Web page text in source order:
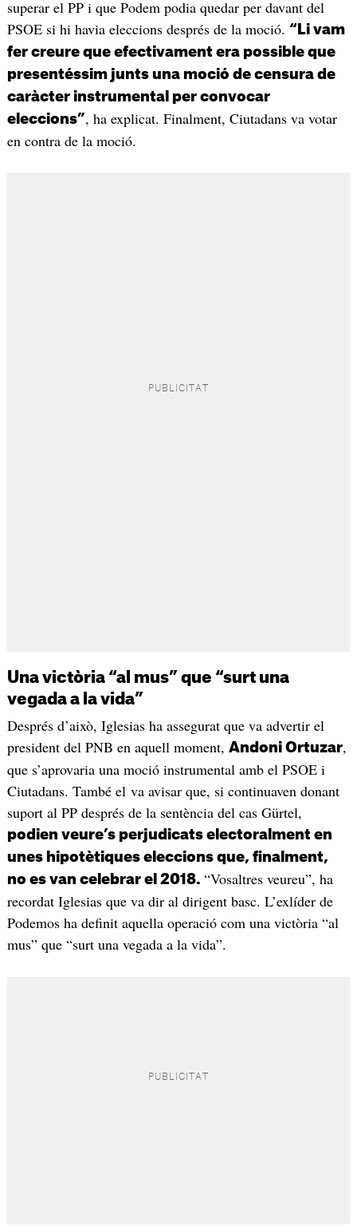
superar el PP i que Podem podia quedar per davant del
PSOE si hi havia eleccions després de la moció. “Li vam
fer creure que efectivament era possible que
presentéssim junts una moció de censura de
caràcter instrumental per convocar
eleccions”, ha explicat. Finalment, Ciutadans va votar
en contra de la moció.
Una victòria “al mus” que “surt una
vegada a la vida”
Després d’això, Iglesias ha assegurat que va advertir el
president del PNB en aquell moment, Andoni Ortuzar,
que s’aprovaria una moció instrumental amb el PSOE i
Ciutadans. També el va avisar que, si continuaven donant
suport al PP després de la sentència del cas Gürtel,
podien veure’s perjudicats electoralment en
unes hipotètiques eleccions que, finalment,
no es van celebrar el 2018. “Vosaltres veureu”, ha
recordat Iglesias que va dir al dirigent basc. L’exlíder de
Podemos ha definit aquella operació com una victòria “al
mus” que “surt una vegada a la vida”.